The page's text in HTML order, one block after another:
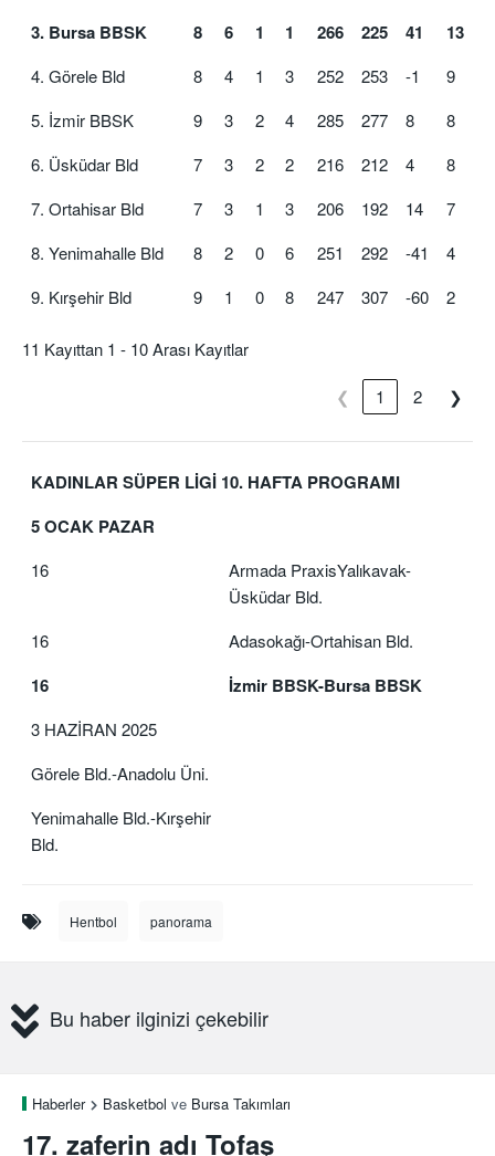
3. Bursa BBSK 8 6 1 1 266 225 41 13
4. Görele Bld 8 4 1 3 252 253 -1
9
5. İzmir BBSK
9 3 2 4 285 277 8
8
6. Üsküdar Bld
7 3 2 2 216 212 4
8
7. Ortahisar Bld
7 3 1 3 206 192 14
7
8. Yenimahalle Bld
8 2 0 6 251 292 -41
4
9. Kırşehir Bld
9 1 0 8 247 307 -60 2
11 Kayıttan 1 - 10 Arası Kayıtlar
❮ 1 2 ❯
KADINLAR SÜPER LİGİ 10. HAFTA PROGRAMI
5 OCAK PAZAR
16
Armada PraxisYalıkavak-
Üsküdar Bld.
16
Adasokağı-Ortahisan Bld.
16 İzmir BBSK-Bursa BBSK
3 HAZİRAN 2025
Görele Bld.-Anadolu Üni.
Yenimahalle Bld.-Kırşehir
Bld.
Hentbol panorama
Bu haber ilginizi çekebilir
Haberler Basketbol ve Bursa Takımları
17. zaferin adı Tofaş